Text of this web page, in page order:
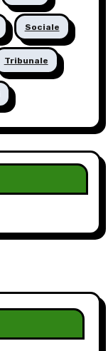
Sociale
Tribunale